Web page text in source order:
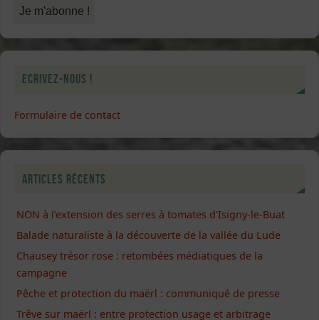
Ecrivez-nous !
Formulaire de contact
Articles récents
NON à l’extension des serres à tomates d’Isigny-le-Buat
Balade naturaliste à la découverte de la vallée du Lude
Chausey trésor rose : retombées médiatiques de la
campagne
Pêche et protection du maërl : communiqué de presse
Trêve sur maërl : entre protection usage et arbitrage